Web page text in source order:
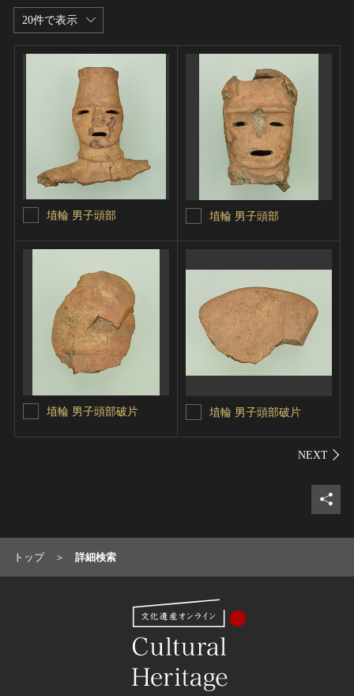
20件で表示
埴輪 男子頭部 埴輪 男子頭部
埴輪 男子頭部破片 埴輪 男子頭部破片
シェ
トップ 詳細検索